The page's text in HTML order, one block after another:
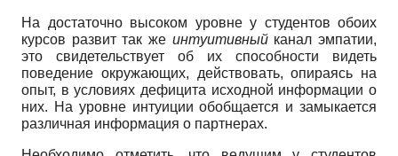
На достаточно высоком уровне у студентов обоих
курсов развит так же интуитивныйканал эмпатии,
это свидетельствует об их способности видеть
поведение окружающих, действовать, опираясь на
опыт, в условиях дефицита исходной информации о
них. На уровне интуиции обобщается и замыкается
различная информация о партнерах.